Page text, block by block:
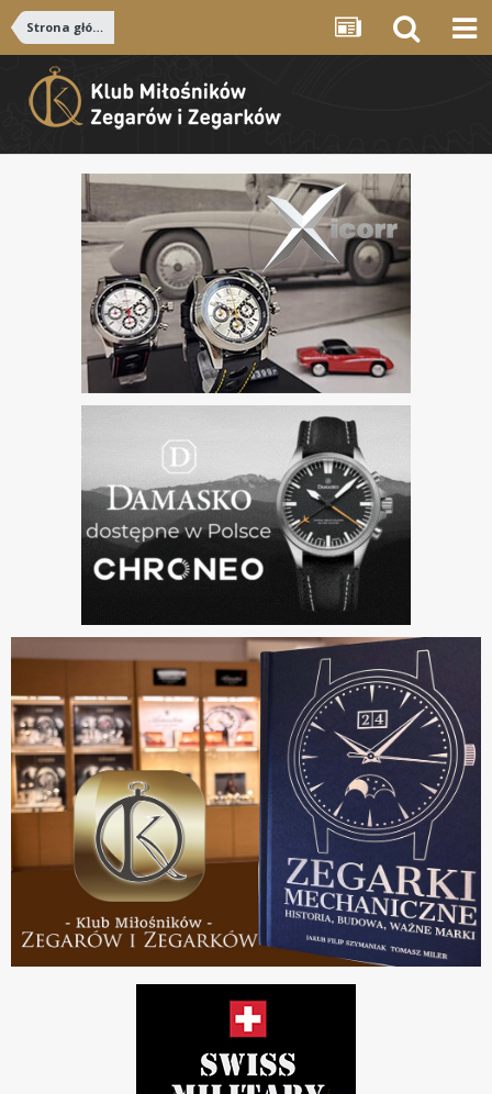
Strona główna